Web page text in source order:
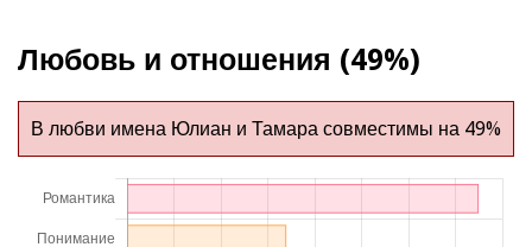
Любовь и отношения (49%)
В любви имена Юлиан и Тамара совместимы на 49%